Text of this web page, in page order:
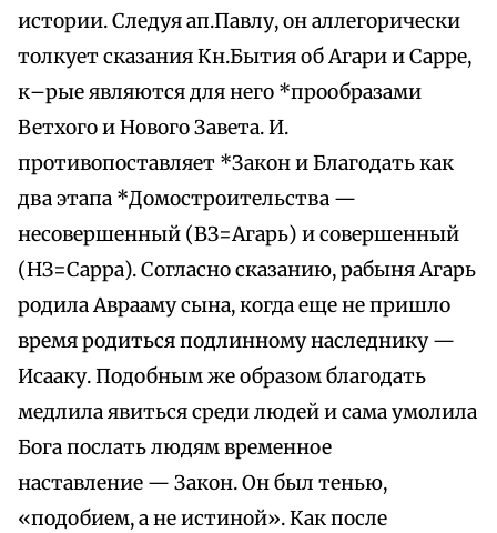
истории. Следуя ап.Павлу, он аллегорически
толкует сказания Кн.Бытия об Агари и Сарре,
к–рые являются для него *прообразами
Ветхого и Нового Завета. И.
противопоставляет *Закон и Благодать как
два этапа *Домостроительства —
несовершенный (ВЗ=Агарь) и совершенный
(НЗ=Сарра). Согласно сказанию, рабыня Агарь
родила Аврааму сына, когда еще не пришло
время родиться подлинному наследнику —
Исааку. Подобным же образом благодать
медлила явиться среди людей и сама умолила
Бога послать людям временное
наставление — Закон. Он был тенью,
«подобием, а не истиной». Как после